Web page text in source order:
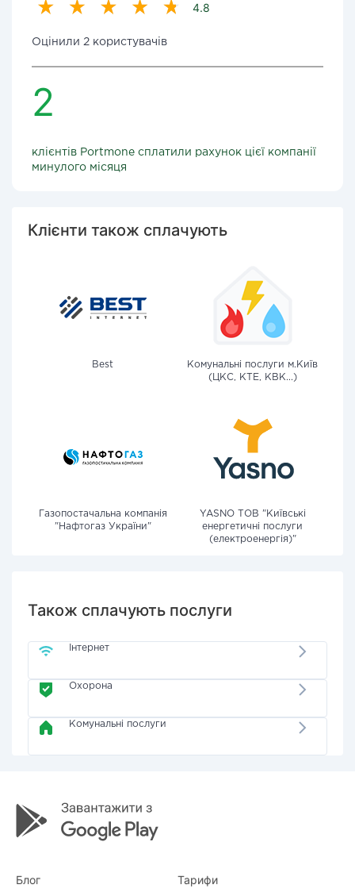
4.8
Оцінили 2 користувачів
2
клієнтів Portmone сплатили рахунок цієї компанії
минулого місяця
Клієнти також сплачують
Best
Комунальні послуги м.Київ
(ЦКС, КТЕ, КВК...)
Газопостачальна компанія
"Нафтогаз України"
YASNO ТОВ "Київські
енергетичні послуги
(електроенергія)"
Також сплачують послуги
Інтернет
Охорона
Комунальні послуги
Блог Тарифи